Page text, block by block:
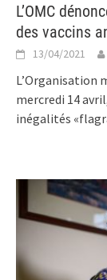
L’OMC
des vaccins
13/04/2021
L’Organisation
mercredi 14
inégalités